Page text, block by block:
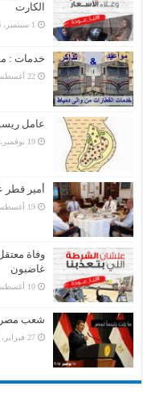
الكارت
1 سبتمبر، 2016
خدمات :
22 أغسطس، 2019
عامل
19 نوفمبر، 2016
أمير قطر
19 أغسطس، 2018
وفاة
غاضبون
10 أغسطس، 2016
شعب مصر
27 فبراير، 2016